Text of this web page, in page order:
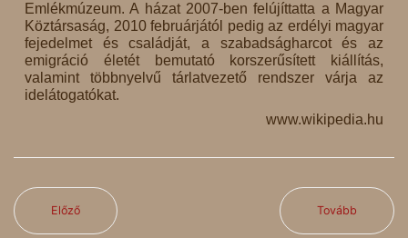
Emlékmúzeum. A házat 2007-ben felújíttatta a Magyar
Köztársaság, 2010 februárjától pedig az erdélyi magyar
fejedelmet és családját, a szabadságharcot és az
emigráció életét bemutató korszerűsített kiállítás,
valamint többnyelvű tárlatvezető rendszer várja az
idelátogatókat.
www.wikipedia.hu
Előző Tovább